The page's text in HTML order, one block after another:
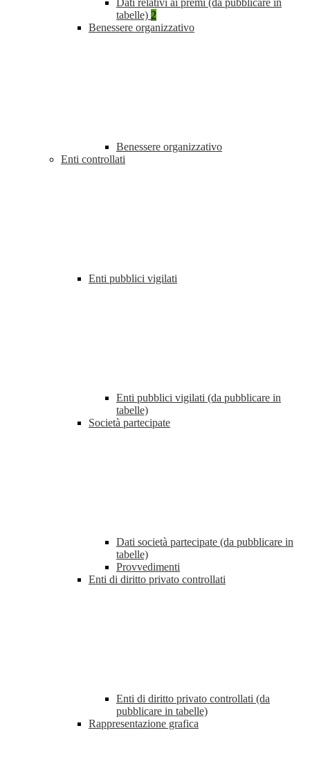
Dati relativi ai premi (da pubblicare in
tabelle) 2
Benessere organizzativo
Benessere organizzativo
Enti controllati
Enti pubblici vigilati
Enti pubblici vigilati (da pubblicare in
tabelle)
Società partecipate
Dati società partecipate (da pubblicare in
tabelle)
Provvedimenti
Enti di diritto privato controllati
Enti di diritto privato controllati (da
pubblicare in tabelle)
Rappresentazione grafica